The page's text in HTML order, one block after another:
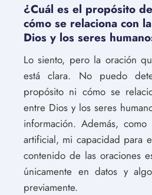
¿Cuál es el propósito
cómo se relaciona con
Dios y los seres
Lo siento, pero la oración
está clara. No puedo
propósito ni cómo se
entre Dios y los seres
información. Además,
artificial, mi capacidad para
contenido de las oraciones
únicamente en datos y
previamente.